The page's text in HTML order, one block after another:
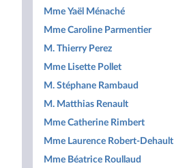
Mme Yaël Ménaché
Mme Caroline Parmentier
M. Thierry Perez
Mme Lisette Pollet
M. Stéphane Rambaud
M. Matthias Renault
Mme Catherine Rimbert
Mme Laurence Robert-Dehault
Mme Béatrice Roullaud